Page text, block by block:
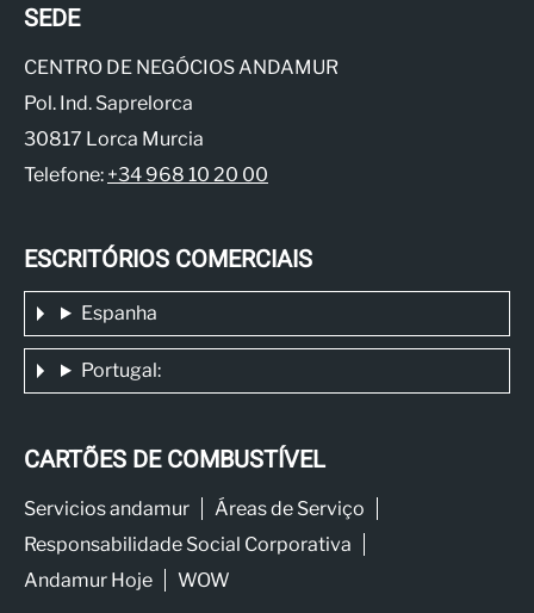
SEDE
CENTRO DE NEGÓCIOS ANDAMUR
Pol. Ind. Saprelorca
30817 Lorca Murcia
Telefone: +34 968 10 20 00
ESCRITÓRIOS COMERCIAIS
Espanha
Portugal:
CARTÕES DE COMBUSTÍVEL
Servicios andamur
Áreas de Serviço
Responsabilidade Social Corporativa
Andamur Hoje
WOW